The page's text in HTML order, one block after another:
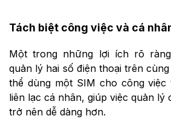
Tách biệt công việc và cá
Một trong những lợi ích rõ
quản lý hai số điện thoại trên
thể dùng một SIM cho công
liên lạc cá nhân, giúp việc quản lý
trở nên dễ dàng hơn.